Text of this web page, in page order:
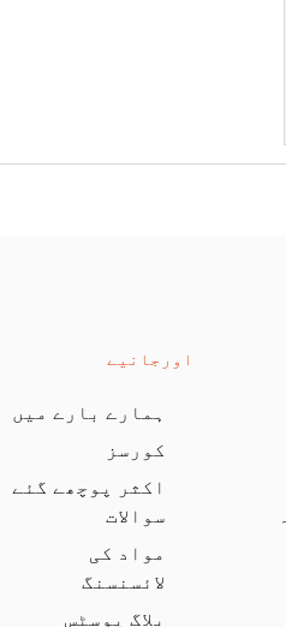
اورجانیے
ہمارے بارے میں
کورسز
اکثر پوچھے گئے
سوالات
مواد کی
لائسنسنگ
بلاگ پوسٹس